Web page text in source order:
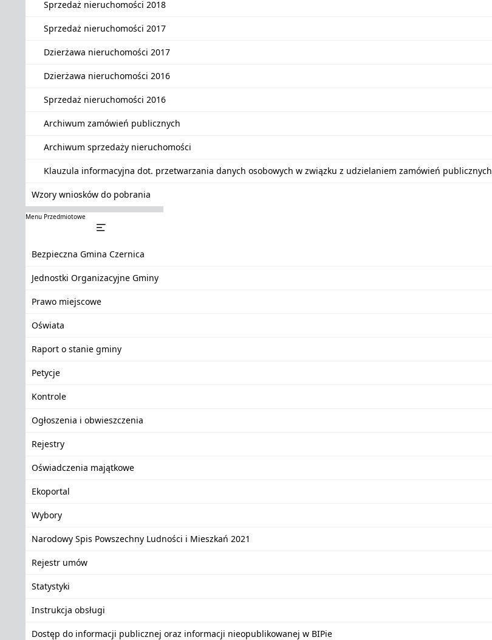
Sprzedaż nieruchomości 2018
Sprzedaż nieruchomości 2017
Dzierżawa nieruchomości 2017
Dzierżawa nieruchomości 2016
Sprzedaż nieruchomości 2016
Archiwum zamówień publicznych
Archiwum sprzedaży nieruchomości
Klauzula informacyjna dot. przetwarzania danych osobowych w związku z udzielaniem zamówień publicznych
Wzory wniosków do pobrania
Menu Przedmiotowe
Bezpieczna Gmina Czernica
Jednostki Organizacyjne Gminy
Prawo miejscowe
Oświata
Raport o stanie gminy
Petycje
Kontrole
Ogłoszenia i obwieszczenia
Rejestry
Oświadczenia majątkowe
Ekoportal
Wybory
Narodowy Spis Powszechny Ludności i Mieszkań 2021
Rejestr umów
Statystyki
Instrukcja obsługi
Dostęp do informacji publicznej oraz informacji nieopublikowanej w BIPie